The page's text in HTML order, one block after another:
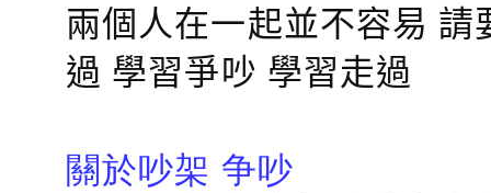
兩個人在一起並不容易
過 學習爭吵 學習走過
關於吵架 争吵